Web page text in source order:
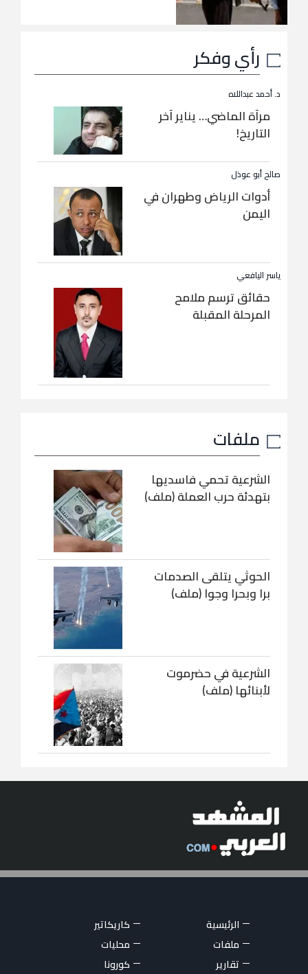
رأي وفكر
د. أحمد عبداللاه
مرآة الماضي… يناير آخر
التاريخ!
صالح أبو عوذل
أدوات الرياض وطهران في
اليمن
ياسر اليافعي
حقائق ترسم ملامح
المرحلة المقبلة
ملفات
الشرعية تحمي فاسديها
بتهدئة حرب العملة (ملف)
الحوثي يتلقى الصدمات
برا وبحرا وجوا (ملف)
الشرعية في حضرموت
لأبنائها (ملف)
الرئيسية
كاريكاتير
ملفات
محليات
تقارير
كورونا